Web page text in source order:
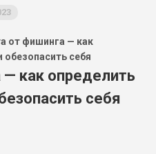
от фишинга — как
себя
как определить
себя